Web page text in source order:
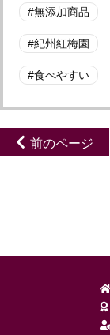
無添加商品
紀州紅梅園
食べやすい
前のページ